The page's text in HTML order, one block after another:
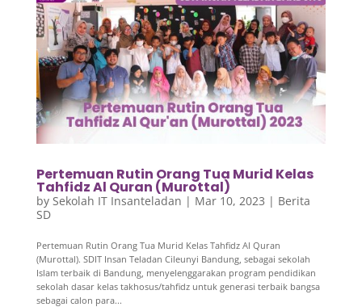
Pertemuan Rutin Orang Tua Murid Kelas
Tahfidz Al Quran (Murottal)
by Sekolah IT Insanteladan | Mar 10, 2023 | Berita
SD
Pertemuan Rutin Orang Tua Murid Kelas Tahfidz Al Quran
(Murottal). SDIT Insan Teladan Cileunyi Bandung, sebagai sekolah
Islam terbaik di Bandung, menyelenggarakan program pendidikan
sekolah dasar kelas takhosus/tahfidz untuk generasi terbaik bangsa
sebagai calon para...